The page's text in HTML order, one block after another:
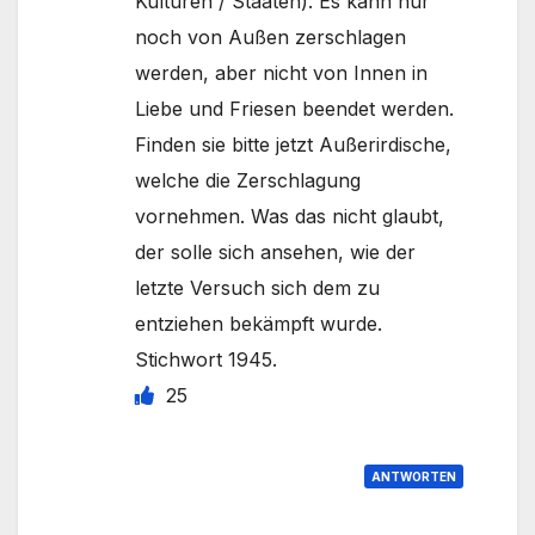
noch von Außen zerschlagen
werden, aber nicht von Innen in
Liebe und Friesen beendet werden.
Finden sie bitte jetzt Außerirdische,
welche die Zerschlagung
vornehmen. Was das nicht glaubt,
der solle sich ansehen, wie der
letzte Versuch sich dem zu
entziehen bekämpft wurde.
Stichwort 1945.
25
ANTWORTEN